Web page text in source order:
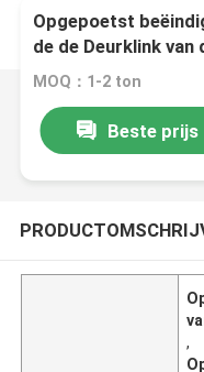
Opgepoetst
de de Deurklink van
MOQ：1-2 ton
Beste prijs
,